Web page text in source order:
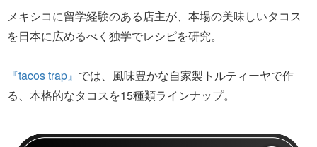
メキシコに留学経験のある店主が、本場の美味しいタコス
を日本に広めるべく独学でレシピを研究。
『tacos trap』 では、風味豊かな自家製トルティーヤで作
る、本格的なタコスを15種類ラインナップ。